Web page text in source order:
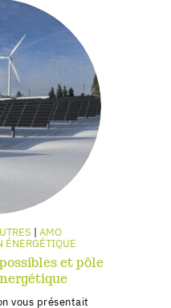
AMO
ÉNERGÉTIQUE
et pôle
vous présentait